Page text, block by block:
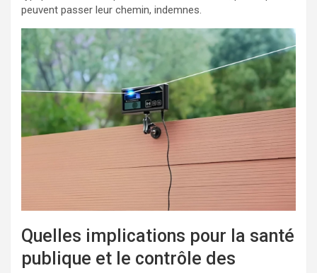
peuvent passer leur chemin, indemnes.
Quelles implications pour la santé
publique et le contrôle des